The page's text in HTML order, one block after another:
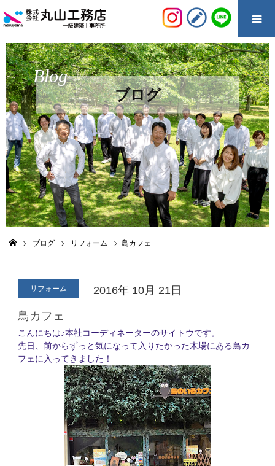
ブログ
Blog
ブログ リフォーム 鳥カフェ
2016年 10月 21日
リフォーム
鳥カフェ
こんにちは♪本社コーディネーターのサイトウです。
先日、前からずっと気になって入りたかった木場にある鳥カ
フェに入ってきました！